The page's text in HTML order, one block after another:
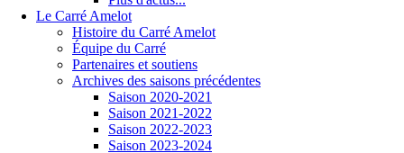
Le Carré Amelot
Histoire du Carré Amelot
Équipe du Carré
Partenaires et soutiens
Archives des saisons précédentes
Saison 2020-2021
Saison 2021-2022
Saison 2022-2023
Saison 2023-2024